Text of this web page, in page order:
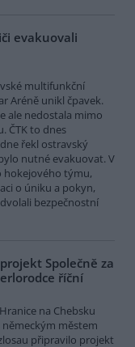
evakuovali
multifunkční
Aréně unikl čpavek.
ale nedostala mimo
ČTK to dnes
řekl ostravský
nutné evakuovat. V
hokejového týmu,
o úniku a pokyn,
bezpečnostní
Společně za
říční
na Chebsku
německým městem
připravilo projekt